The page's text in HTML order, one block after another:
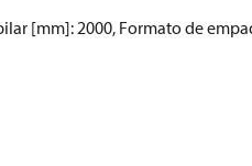
[mm]: 2000, Formato de